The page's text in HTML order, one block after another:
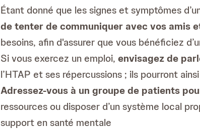
Étant donné que les signes et symptômes
de tenter de communiquer avec vos amis
besoins, afin d'assurer que vous bénéficiez
Si vous exercez un emploi,envisagez de
l’HTAP et ses répercussions ; ils pourront
Adressez-vous à un groupe de patients
ressources ou disposer d’un système local
support en santé mentale